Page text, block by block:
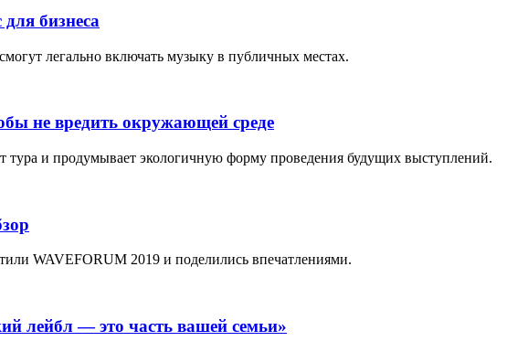
бизнеса
легально включать музыку в публичных местах.
не вредить окружающей среде
тура и продумывает экологичную форму проведения будущих выступлений.
WAVEFORUM 2019 и поделились впечатлениями.
лейбл — это часть вашей семьи»